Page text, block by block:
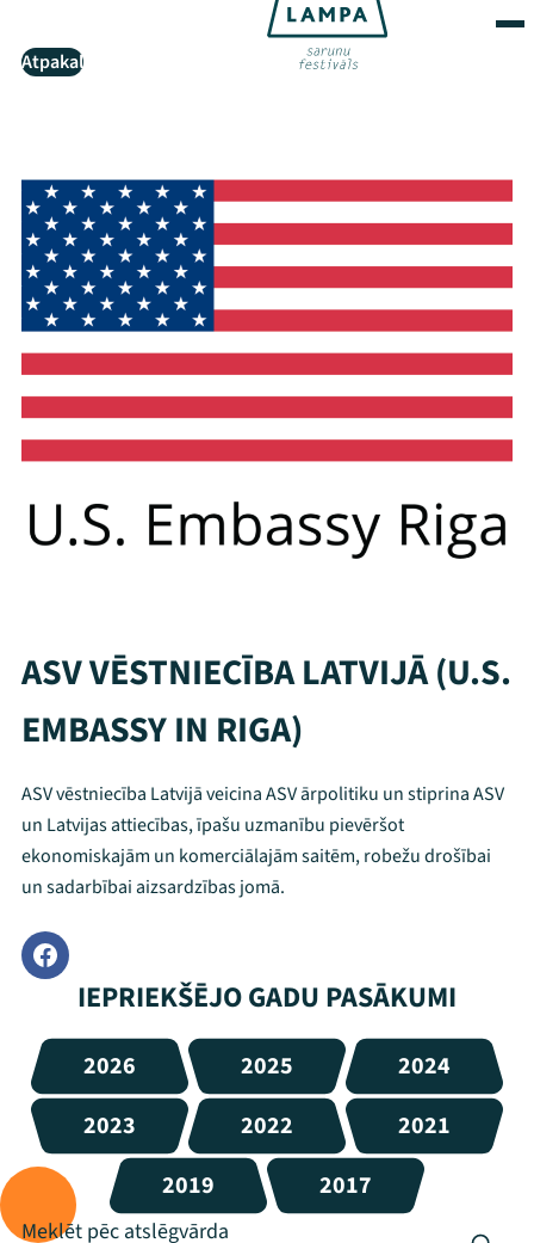
Atpakaļ
ASV VĒSTNIECĪBA LATVIJĀ (U.S.
EMBASSY IN RIGA)
ASV vēstniecība Latvijā veicina ASV ārpolitiku un stiprina ASV
un Latvijas attiecības, īpašu uzmanību pievēršot
ekonomiskajām un komerciālajām saitēm, robežu drošībai
un sadarbībai aizsardzības jomā.
IEPRIEKŠĒJO GADU PASĀKUMI
2026 2025
2024
2023
2022
2021
2019
2017